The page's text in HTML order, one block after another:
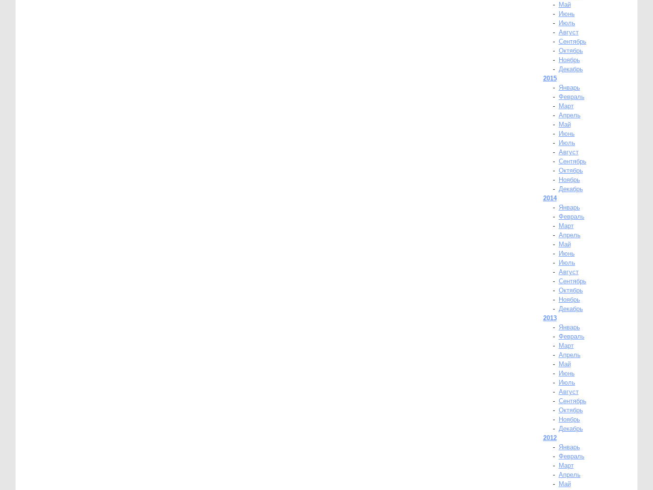
-
Май
-
Июнь
-
Июль
- Август
- Сентябрь
- Октябрь
-
Ноябрь
- Декабрь
2015
-
Январь
- Февраль
-
Март
- Апрель
-
Май
-
Июнь
-
Июль
- Август
- Сентябрь
- Октябрь
-
Ноябрь
- Декабрь
2014
-
Январь
- Февраль
-
Март
- Апрель
-
Май
-
Июнь
-
Июль
- Август
- Сентябрь
- Октябрь
-
Ноябрь
- Декабрь
2013
-
Январь
- Февраль
-
Март
- Апрель
-
Май
-
Июнь
-
Июль
- Август
- Сентябрь
- Октябрь
-
Ноябрь
- Декабрь
2012
-
Январь
- Февраль
-
Март
- Апрель
-
Май